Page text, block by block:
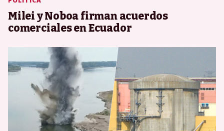
Milei y Noboa firman acuerdos
comerciales en Ecuador